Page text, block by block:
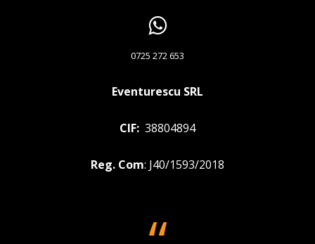
0725 272 653
Eventurescu SRL
CIF: 38804894
Reg. Com: J40/1593/2018